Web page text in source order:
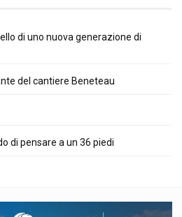
di uno nuova generazione di
del cantiere Beneteau
di pensare a un 36 piedi